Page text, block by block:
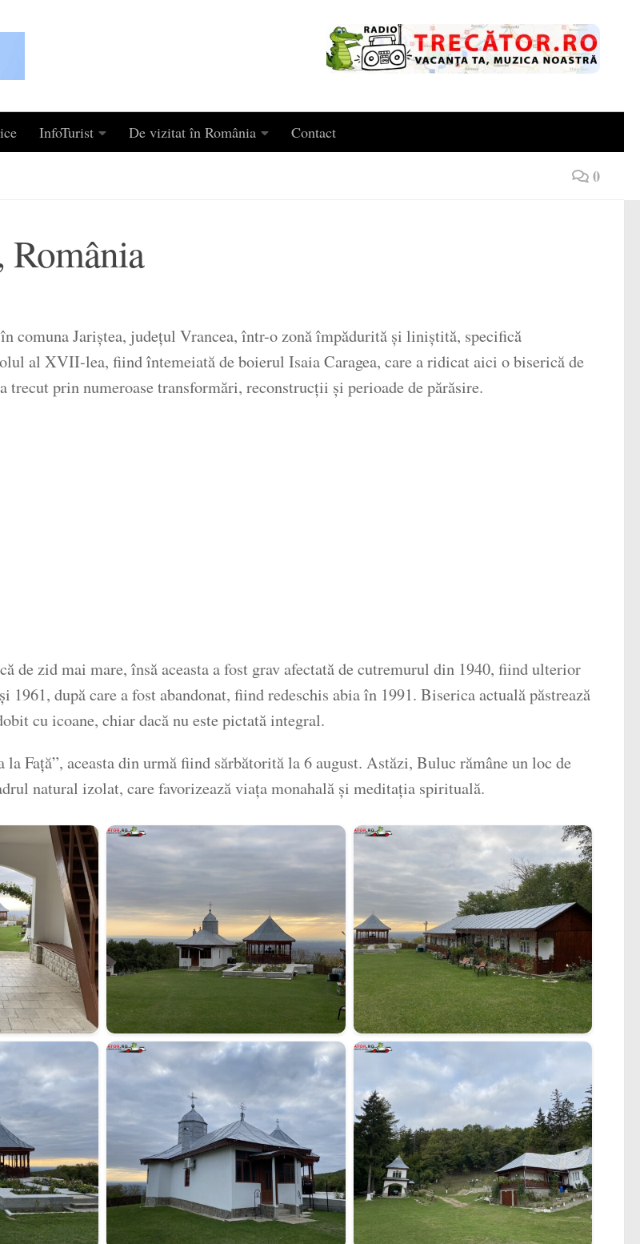
InfoTurist De vizitat în România Contact
0
România
comuna Jariștea, județul Vrancea, într-o zonă împădurită și liniștită, specifică
al XVII-lea, fiind întemeiată de boierul Isaia Caragea, care a ridicat aici o biserică de
prin numeroase transformări, reconstrucții și perioade de părăsire.
de zid mai mare, însă aceasta a fost grav afectată de cutremurul din 1940, fiind ulterior
după care a fost abandonat, fiind redeschis abia în 1991. Biserica actuală păstrează
cu icoane, chiar dacă nu este pictată integral.
Față”, aceasta din urmă fiind sărbătorită la 6 august. Astăzi, Buluc rămâne un loc de
natural izolat, care favorizează viața monahală și meditația spirituală.